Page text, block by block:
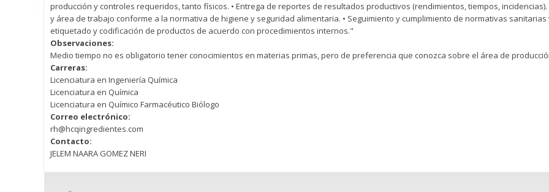
producción y controles requeridos, tanto físicos. • Entrega de reportes de resultados productivos (rendimientos, tiempos,
y área de trabajo conforme a la normativa de higiene y seguridad alimentaria. • Seguimiento y cumplimiento de normativas sanitarias
etiquetado y codificación de productos de acuerdo con procedimientos internos."
Observaciones:
Medio tiempo no es obligatorio tener conocimientos en materias primas, pero de preferencia que conozca sobre el área de
Carreras:
Licenciatura en Ingeniería Química
Licenciatura en Química
Licenciatura en Químico Farmacéutico Biólogo
Correo electrónico:
rh@hcqingredientes.com
Contacto:
JELEM NAARA GOMEZ NERI